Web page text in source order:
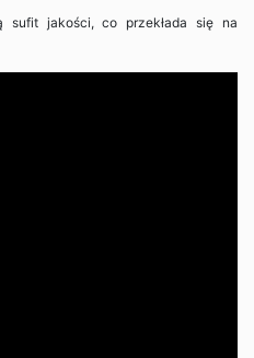
sufit jakości, co przekłada się na